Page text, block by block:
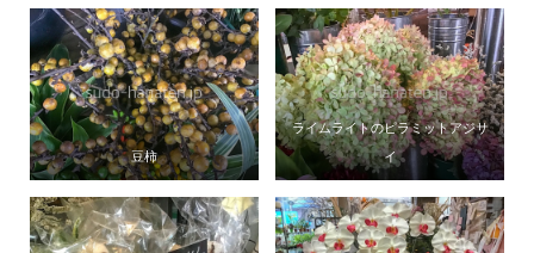
豆柿
ライムライトのピラミットアジサ
イ